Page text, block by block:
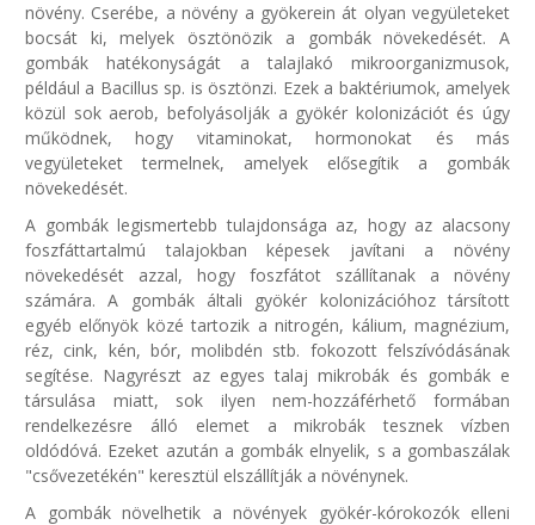
növény. Cserébe, a növény a gyökerein át olyan vegyületeket
bocsát ki, melyek ösztönözik a gombák növekedését. A
gombák hatékonyságát a talajlakó mikroorganizmusok,
például a Bacillus sp. is ösztönzi. Ezek a baktériumok, amelyek
közül sok aerob, befolyásolják a gyökér kolonizációt és úgy
működnek, hogy vitaminokat, hormonokat és más
vegyületeket termelnek, amelyek elősegítik a gombák
növekedését.
A gombák legismertebb tulajdonsága az, hogy az alacsony
foszfáttartalmú talajokban képesek javítani a növény
növekedését azzal, hogy foszfátot szállítanak a növény
számára. A gombák általi gyökér kolonizációhoz társított
egyéb előnyök közé tartozik a nitrogén, kálium, magnézium,
réz, cink, kén, bór, molibdén stb. fokozott felszívódásának
segítése. Nagyrészt az egyes talaj mikrobák és gombák e
társulása miatt, sok ilyen nem-hozzáférhető formában
rendelkezésre álló elemet a mikrobák tesznek vízben
oldódóvá. Ezeket azután a gombák elnyelik, s a gombaszálak
"csővezetékén" keresztül elszállítják a növénynek.
A gombák növelhetik a növények gyökér-kórokozók elleni